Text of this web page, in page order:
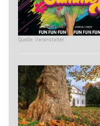
Quelle: Veranstalter